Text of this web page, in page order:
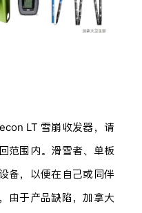
LT 雪崩收发器，请
范围内。滑雪者、单板
备，以便在自己或同伴
由于产品缺陷，加拿大